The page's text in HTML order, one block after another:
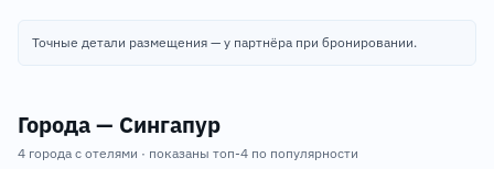
Точные детали размещения — у партнёра при бронировании.
Города — Сингапур
4 города с отелями · показаны топ-4 по популярности